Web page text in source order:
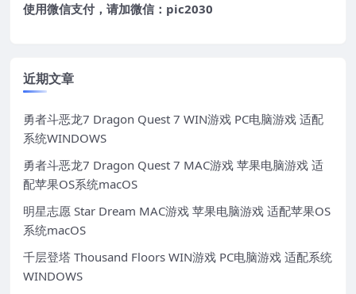
使用微信支付，请加微信：pic2030
近期文章
勇者斗恶龙7 Dragon Quest 7 WIN游戏 PC电脑游戏 适配
系统WINDOWS
勇者斗恶龙7 Dragon Quest 7 MAC游戏 苹果电脑游戏 适
配苹果OS系统macOS
明星志愿 Star Dream MAC游戏 苹果电脑游戏 适配苹果OS
系统macOS
千层登塔 Thousand Floors WIN游戏 PC电脑游戏 适配系统
WINDOWS